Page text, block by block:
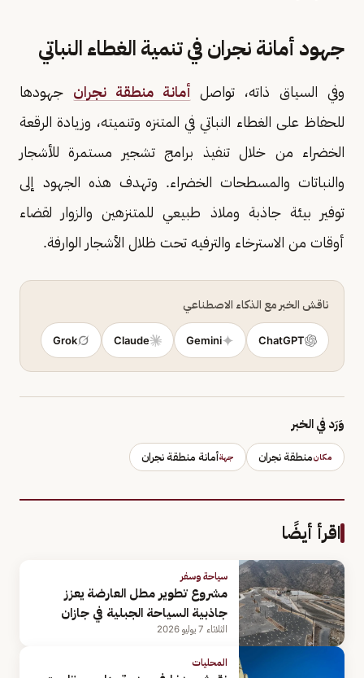
جهود أمانة نجران في تنمية الغطاء النباتي
وفي السياق ذاته، تواصل أمانة منطقة نجران جهودها
للحفاظ على الغطاء النباتي في المتنزه وتنميته، وزيادة الرقعة
الخضراء من خلال تنفيذ برامج تشجير مستمرة للأشجار
والنباتات والمسطحات الخضراء. وتهدف هذه الجهود إلى
توفير بيئة جاذبة وملاذ طبيعي للمتنزهين والزوار لقضاء
أوقات من الاسترخاء والترفيه تحت ظلال الأشجار الوارفة.
ناقش الخبر مع الذكاء الاصطناعي
ChatGPT
Gemini
Claude
Grok
وَرَد في الخبر
مكانمنطقة نجران جهةأمانة منطقة نجران
اقرأ أيضًا
سياحة وسفر
مشروع تطوير مطل العارضة يعزز
جاذبية السياحة الجبلية في جازان
الثلاثاء 7 يوليو 2026
المحليات